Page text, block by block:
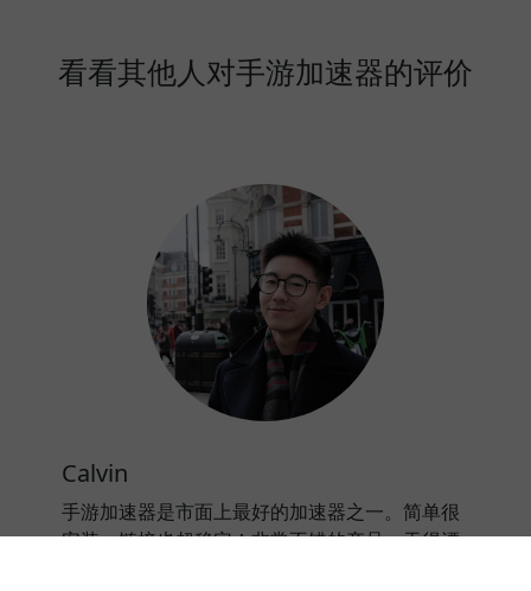
看看其他人对手游加速器的评价
Calvin
手游加速器是市面上最好的加速器之一。简单很
安装，链接也超稳定！非常不错的产品，干得漂